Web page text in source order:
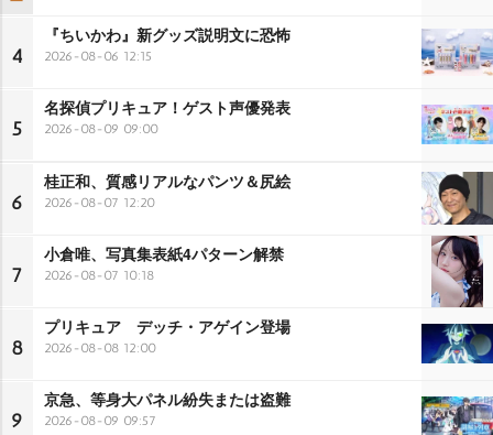
4
『ちいかわ』新グッズ説明文に恐怖
2026-08-06 12:15
5
名探偵プリキュア！ゲスト声優発表
2026-08-09 09:00
6
桂正和、質感リアルなパンツ＆尻絵
2026-08-07 12:20
7
小倉唯、写真集表紙4パターン解禁
2026-08-07 10:18
8
プリキュア デッチ・アゲイン登場
2026-08-08 12:00
9
京急、等身大パネル紛失または盗難
2026-08-09 09:57